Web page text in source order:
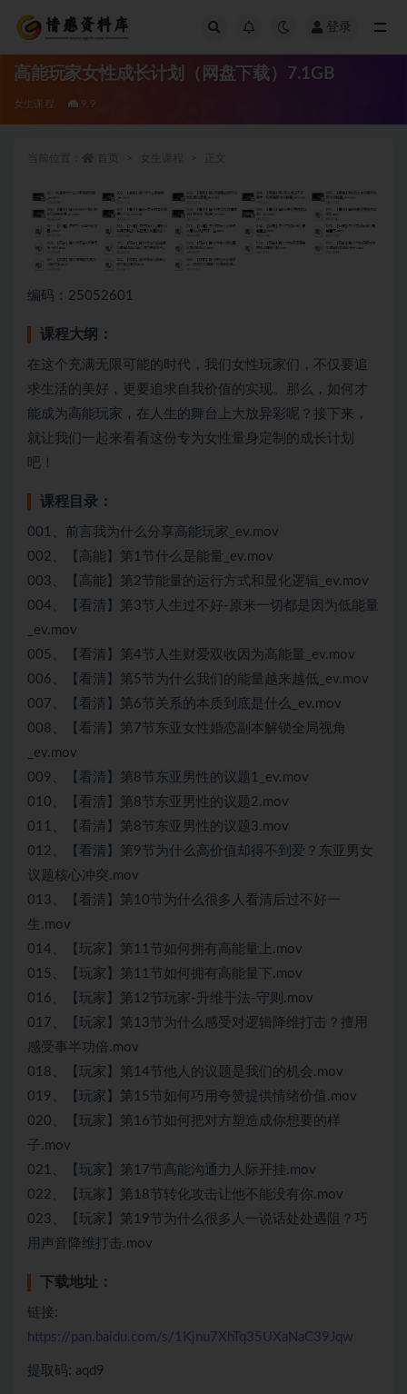
登录
高能玩家女性成长计划（网盘下载）7.1GB
女生课程 9.9
编码：25052601
课程大纲：
在这个充满无限可能的时代，我们女性玩家们，不仅要追
求生活的美好，更要追求自我价值的实现。那么，如何才
能成为高能玩家，在人生的舞台上大放异彩呢？接下来，
就让我们一起来看看这份专为女性量身定制的成长计划
吧！
课程目录：
001、前言我为什么分享高能玩家_ev.mov
002、【高能】第1节什么是能量_ev.mov
003、【高能】第2节能量的运行方式和显化逻辑_ev.mov
004、【看清】第3节人生过不好-原来一切都是因为低能量
_ev.mov
005、【看清】第4节人生财爱双收因为高能量_ev.mov
006、【看清】第5节为什么我们的能量越来越低_ev.mov
007、【看清】第6节关系的本质到底是什么_ev.mov
008、【看清】第7节东亚女性婚恋副本解锁全局视角
_ev.mov
009、【看清】第8节东亚男性的议题1_ev.mov
010、【看清】第8节东亚男性的议题2.mov
011、【看清】第8节东亚男性的议题3.mov
012、【看清】第9节为什么高价值却得不到爱？东亚男女
议题核心冲突.mov
013、【看清】第10节为什么很多人看清后过不好一
生.mov
014、【玩家】第11节如何拥有高能量上.mov
015、【玩家】第11节如何拥有高能量下.mov
016、【玩家】第12节玩家-升维干法-守则.mov
017、【玩家】第13节为什么感受对逻辑降维打击？擅用
感受事半功倍.mov
018、【玩家】第14节他人的议题是我们的机会.mov
019、【玩家】第15节如何巧用夸赞提供情绪价值.mov
020、【玩家】第16节如何把对方塑造成你想要的样
子.mov
021、【玩家】第17节高能沟通力人际开挂.mov
022、【玩家】第18节转化攻击让他不能没有你.mov
023、【玩家】第19节为什么很多人一说话处处遇阻？巧
用声音降维打击.mov
下载地址：
链接:
https://pan.baidu.com/s/1Kjnu7XhTq35UXaNaC39Jqw
提取码: aqd9